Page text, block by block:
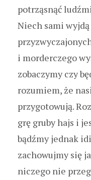
potrząsnąć
Niech sami
i morderczego
zobaczymy czy
rozumiem, że
przygotowują.
grę gruby hajs i
bądźmy jednak
zachowujmy się
niczego nie